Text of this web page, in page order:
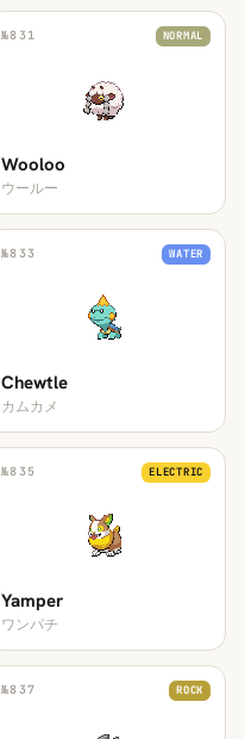
№831 NORMAL
Wooloo
ウールー
№833 WATER
Chewtle
カムカメ
№835 ELECTRIC
Yamper
ワンパチ
№837 ROCK